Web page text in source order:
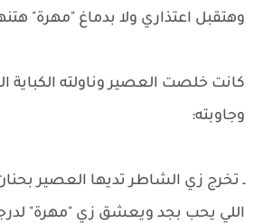
وهتقبل اعتذاري ولا بدماغ "مهرة"
كانت خلصت العصير وناولته الكباية
وجاوبته:
ـ تخرج زي الشاطر تديها العصير
اللي يحب بجد ويعشق زي "مهرة"